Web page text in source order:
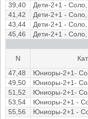
39,40
Дети-2+1 -
41,42
Дети-2+1 -
43,44
Дети-2+1 -
45,46
Дети-2+1 -
N
47,48
Юниоры-2+1-
49,50
Юниоры-2+1-
51,52
Юниоры-2+1-
53,54
Юниоры-2+1 -
55,56
Юниоры-2+1 -